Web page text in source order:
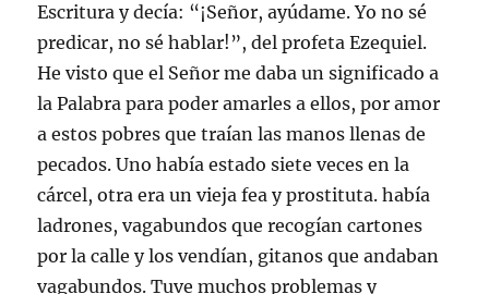
Escritura y decía: “¡Señor, ayúdame. Yo no sé
predicar, no sé hablar!”, del profeta Ezequiel.
He visto que el Señor me daba un significado a
la Palabra para poder amarles a ellos, por amor
a estos pobres que traían las manos llenas de
pecados. Uno había estado siete veces en la
cárcel, otra era un vieja fea y prostituta. había
ladrones, vagabundos que recogían cartones
por la calle y los vendían, gitanos que andaban
vagabundos. Tuve muchos problemas y